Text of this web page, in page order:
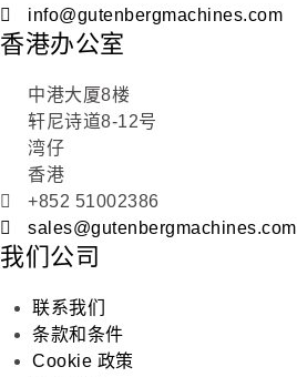
info@gutenbergmachines.com
香港办公室
中港大厦8楼
轩尼诗道8-12号
湾仔
香港
+852 51002386
sales@gutenbergmachines.com
我们公司
联系我们
条款和条件
Cookie 政策